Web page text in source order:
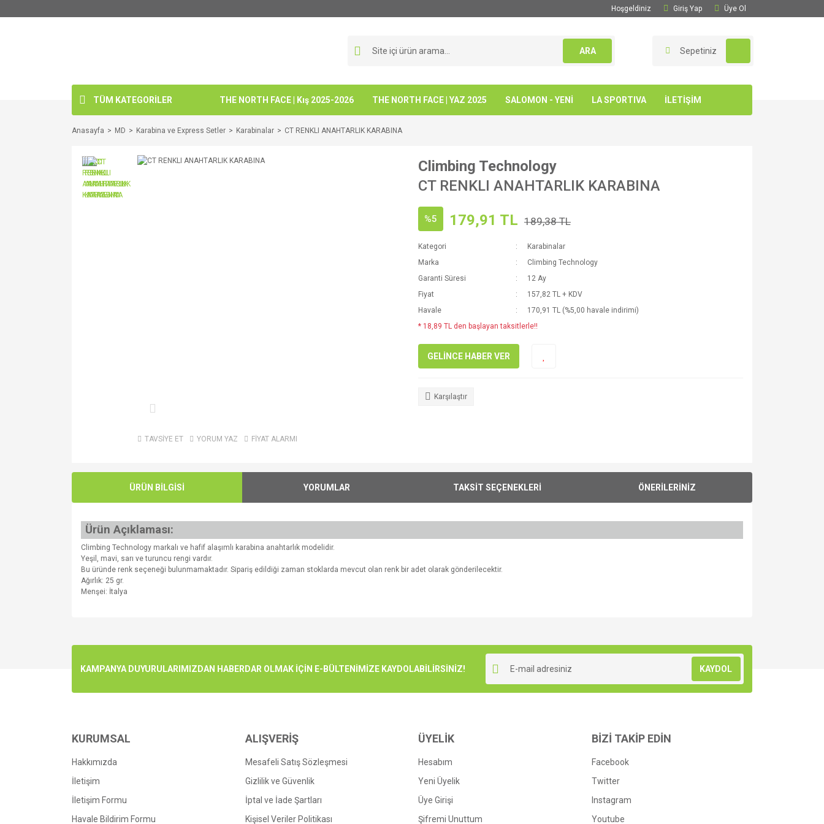
Hoşgeldiniz Giriş Yap Üye Ol
ARA Sepetiniz
TÜM KATEGORİLER THE NORTH FACE | Kış 2025-2026 THE NORTH FACE | YAZ 2025 SALOMON - YENİ LA SPORTIVA İLETİŞİM
Anasayfa MD Karabina ve Express Setler Karabinalar CT RENKLI ANAHTARLIK KARABINA
TAVSİYE ET YORUM YAZ FİYAT ALARMI
Climbing Technology
CT RENKLI ANAHTARLIK KARABINA
%5 179,91 TL 189,38 TL
Kategori
Karabinalar
Marka
Climbing Technology
Garanti Süresi
12 Ay
Fiyat
157,82 TL + KDV
Havale
170,91 TL (%5,00 havale indirimi)
* 18,89 TL den başlayan taksitlerle!!
GELİNCE HABER VER
Karşılaştır
ÜRÜN BİLGİSİ YORUMLAR TAKSİT SEÇENEKLERİ ÖNERİLERİNİZ
Ürün Açıklaması:
Climbing Technology markalı ve hafif alaşımlı karabina anahtarlık modelidir.
Yeşil, mavi, sarı ve turuncu rengi vardır.
Bu üründe renk seçeneği bulunmamaktadır. Sipariş edildiği zaman stoklarda mevcut olan renk bir adet olarak gönderilecektir.
Ağırlık: 25 gr.
Menşei: İtalya
Ürün resmi kalitesiz, bozuk veya görüntülenemiyor.
Bu ürüne benzer farklı alternatifler olmalı.
Gönder
KAMPANYA DUYURULARIMIZDAN HABERDAR OLMAK İÇİN E-BÜLTENİMİZE KAYDOLABİLİRSİNİZ! KAYDOL
KURUMSAL
Hakkımızda
İletişim
İletişim Formu
Havale Bildirim Formu
ALIŞVERİŞ
Mesafeli Satış Sözleşmesi
Gizlilik ve Güvenlik
İptal ve İade Şartları
Kişisel Veriler Politikası
ÜYELİK
Hesabım
Yeni Üyelik
Üye Girişi
Şifremi Unuttum
BİZİ TAKİP EDİN
Facebook
Twitter
Instagram
Youtube